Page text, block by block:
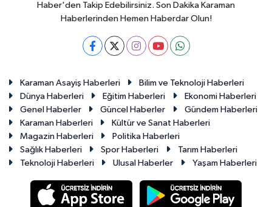
Haber'den Takip Edebilirsiniz. Son Dakika Karaman
Haberlerinden Hemen Haberdar Olun!
Karaman Asayiş Haberleri
Bilim ve Teknoloji Haberleri
Dünya Haberleri
Eğitim Haberleri
Ekonomi Haberleri
Genel Haberler
Güncel Haberler
Gündem Haberleri
Karaman Haberleri
Kültür ve Sanat Haberleri
Magazin Haberleri
Politika Haberleri
Sağlık Haberleri
Spor Haberleri
Tarım Haberleri
Teknoloji Haberleri
Ulusal Haberler Yaşam Haberleri